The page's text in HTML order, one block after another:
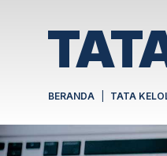
BERANDA TATA